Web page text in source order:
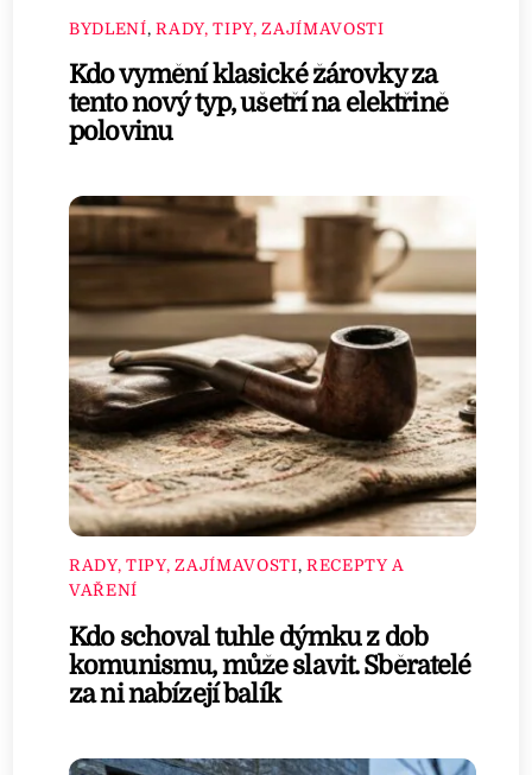
BYDLENÍ,RADY, TIPY, ZAJÍMAVOSTI
Kdo vymění klasické žárovky za
tento nový typ, ušetří na elektřině
polovinu
RADY, TIPY, ZAJÍMAVOSTI, RECEPTY A
VAŘENÍ
Kdo schoval tuhle dýmku z dob
komunismu, může slavit. Sběratelé
za ni nabízejí balík